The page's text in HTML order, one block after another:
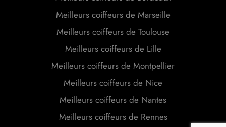
Meilleurs coiffeurs de Marseille
Meilleurs coiffeurs de Toulouse
Meilleurs coiffeurs de Lille
Meilleurs coiffeurs de Montpellier
Meilleurs coiffeurs de Nice
Meilleurs coiffeurs de Nantes
Meilleurs coiffeurs de Rennes